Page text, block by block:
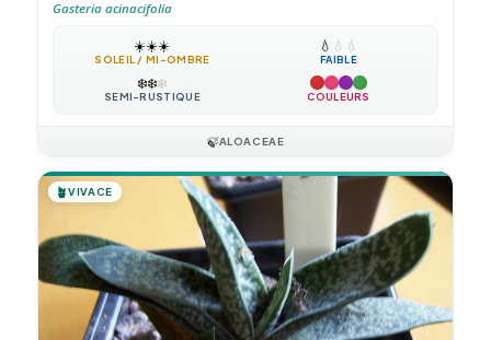
Gasteria acinacifolia
☀️☀️☀️
SOLEIL / MI-OMBRE
💧 💧 💧
FAIBLE
❄️❄️❄️
SEMI-RUSTIQUE COULEURS
🍃ALOACEAE
🪴VIVACE